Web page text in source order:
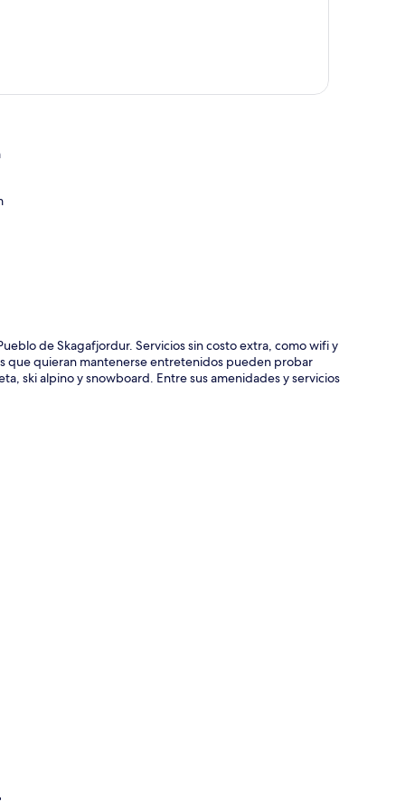
del mapa
de Skagafjordur. Servicios sin costo extra, como wifi y
que quieran mantenerse entretenidos pueden probar
ski alpino y snowboard. Entre sus amenidades y servicios